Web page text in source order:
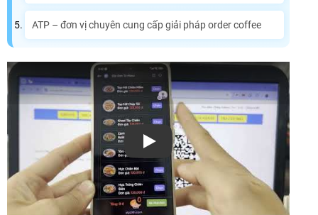
ATP – đơn vị chuyên cung cấp giải pháp order coffee
Xem video